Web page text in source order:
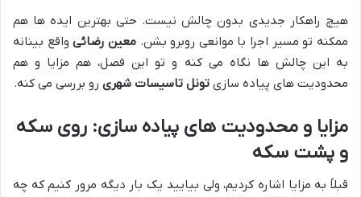
هیچ راهکار جدیدی بدون چالش نیست. حتی بهترین ایده ها هم
ممکنه تو مسیر اجرا با موانعی روبرو بشن.معین رضائیواقع بینانه
به این چالش ها نگاه می کنه و تو این فصل، هم مزایا و هم
محدودیت های پیاده سازی تونل تاسیسات شهری رو بررسی می کنه.
مزایا و محدودیت های پیاده سازی: روی سکه
و پشت سکه
قبلاً به مزایا اشاره کردیم، ولی بیایید یک بار دیگه مرور کنیم که چه